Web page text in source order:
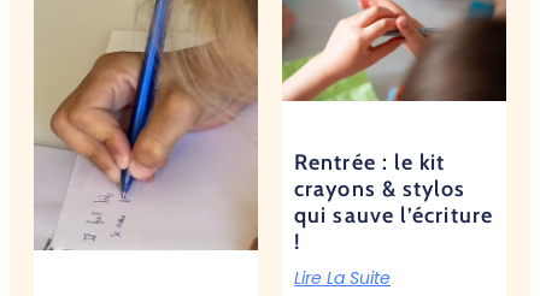
Rentrée : le kit
crayons & stylos
qui sauve l’écriture
!
Lire La Suite